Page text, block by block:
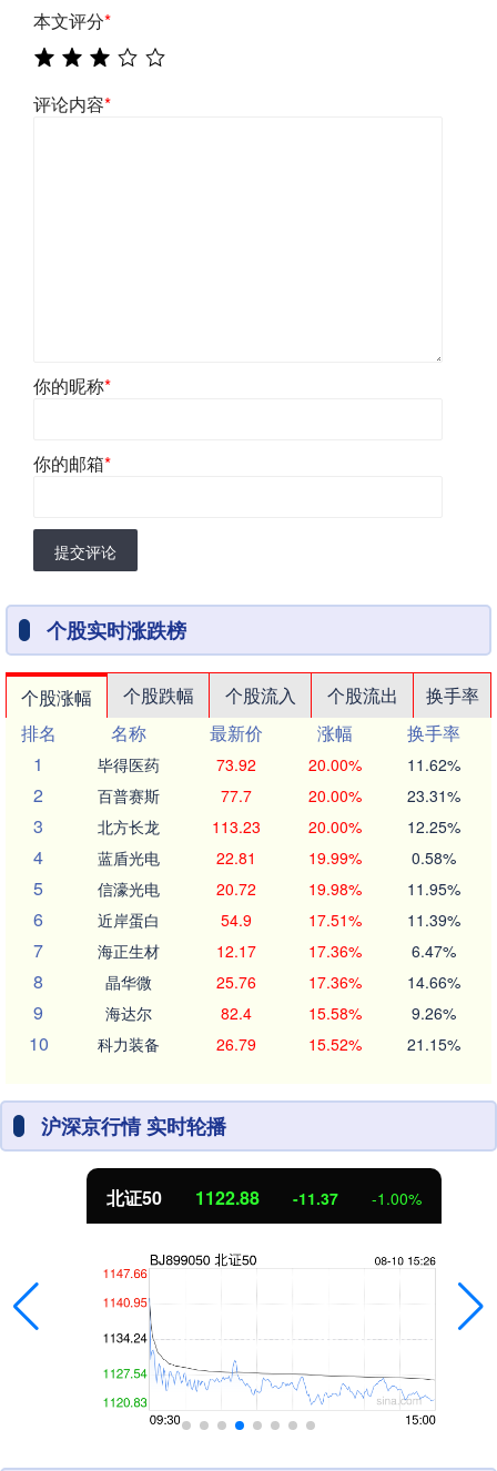
本文评分*
评论内容*
你的昵称*
你的邮箱*
提交评论
个股实时涨跌榜
个股涨幅 个股跌幅 个股流入 个股流出
换手率
排名
名称 最新价 涨幅
换手率
1
毕得医药 73.92 20.00% 11.62%
2 百普赛斯 77.7 20.00% 23.31%
3 北方长龙 113.23 20.00% 12.25%
4 蓝盾光电 22.81 19.99% 0.58%
5 信濠光电 20.72 19.98% 11.95%
6 近岸蛋白 54.9 17.51% 11.39%
7 海正生材 12.17 17.36% 6.47%
8 晶华微 25.76 17.36% 14.66%
9 海达尔 82.4 15.58% 9.26%
10 科力装备 26.79 15.52% 21.15%
沪深京行情 实时轮播
北证50 1122.88 -11.37 -1.00%